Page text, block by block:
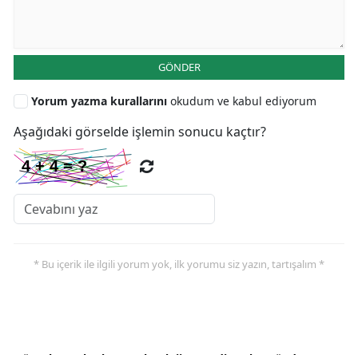
GÖNDER
Yorum yazma kurallarını okudum ve kabul ediyorum
Aşağıdaki görselde işlemin sonucu kaçtır?
* Bu içerik ile ilgili yorum yok, ilk yorumu siz yazın, tartışalım *